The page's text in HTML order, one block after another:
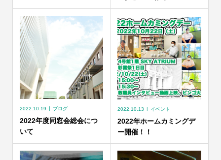
2022.10.19 ブログ
2022年度同窓会総会につ
いて
2022.10.13 イベント
2022年ホームカミングデ
ー開催！！